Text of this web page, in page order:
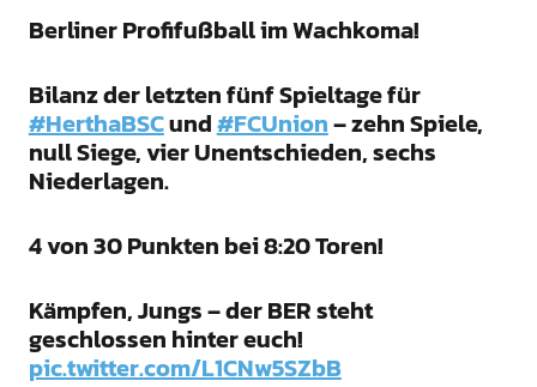
Berliner Profifußball im Wachkoma!
Bilanz der letzten fünf Spieltage für
#HerthaBSCund#FCUnion– zehn Spiele,
null Siege, vier Unentschieden, sechs
Niederlagen.
4 von 30 Punkten bei 8:20 Toren!
Kämpfen, Jungs – der BER steht
geschlossen hinter euch!
pic.twitter.com/L1CNw5SZbB